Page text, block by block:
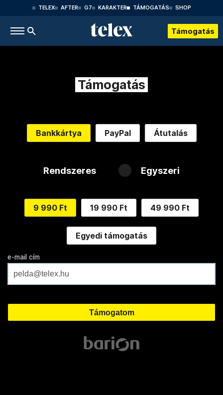
TELEX AFTER G7 KARAKTER TÁMOGATÁS SHOP
Támogatás
Támogatás
Bankkártya PayPal Átutalás
Rendszeres Egyszeri
9 990 Ft 19 990 Ft 49 990 Ft
Egyedi támogatás
e-mail cím